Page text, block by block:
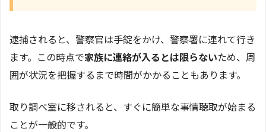
逮捕されると、警察官は手錠をかけ、警察署に連れて行き
ます。この時点で家族に連絡が入るとは限らないため、周
囲が状況を把握するまで時間がかかることもあります。
取り調べ室に移されると、すぐに簡単な事情聴取が始まる
ことが一般的です。